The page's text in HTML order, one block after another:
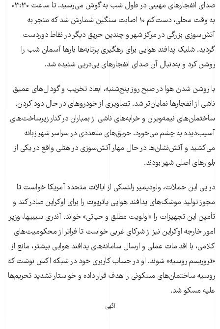
صدای انفجارهای مهیبی در طول شب به گوش می‌رسید. تا ساعت ۰۳:۳۰
به وقت محلی، دست‌کم ۱۰ اصابت سنگین شمارش شد که منجر به
آتش‌سوزی بزرگی در مرکز شهر و چندین حریق دیگر در نقاط دوردست
گردید. شلیک پدافند هوایی برای رهگیری پرتابه‌ها بارها آسمان شب را
روشن کرد و به‌دنبال آن صدای انفجارهای پی‌درپی شنیده شد.
با روشن شدن هوا در صبح روز پنج‌شنبه، ابعاد تخریب و گودال‌های عمیق
ناشی از انفجارها نمایان‌تر شد. تصاویری از خودروهای در حال دود کردن،
ساختمان‌های نیمه‌ویران و خرابه‌های ناشی از بمباران در کنار زیرساخت‌های
آسیب‌دیده به چشم می‌خورد. حریق‌های متعددی در سراسر شهر زبانه
می‌کشید و آتش‌نشان‌ها در حال مهار آتش‌سوزی در هتلی واقع در یکی از
بلوارهای اصلی شهر بودند.
در پی این حملات، ولودیمیر زلنسکی از ایالات متحده آمریکا خواست تا
مجوز تولید موشک‌های پدافند هوایی پاتریوت را برای اوکراین صادر کند و
تأمین این تجهیزات را «اولویت مطلق و حیاتی» خواند. آندری سیبیها، وزیر
امور خارجه اوکراین نیز از شرکای غربی خواست تا فراتر از محکومیت‌های
کلامی، با اقدامات عملی و ارسال سامانه‌های پدافند هوایی بیشتر، مانع از
«تروریسم روسیه» شوند. او در حساب کاربری خود در شبکه اکس نوشت که
روسیه ساختمان‌های مسکونی را هدف قرار داده و خواستار تشدید تحریم‌ها
علیه مسکو شد.
آگهی